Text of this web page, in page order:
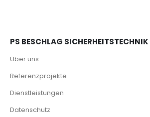
PS BESCHLAG
Über uns
Referenzprojekte
Dienstleistungen
Datenschutz